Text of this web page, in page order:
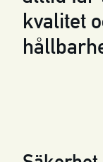
kvalitet